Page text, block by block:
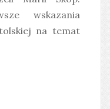
wskazania
na temat